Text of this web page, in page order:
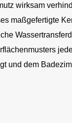
wirksam
maßgefertigte
und dem